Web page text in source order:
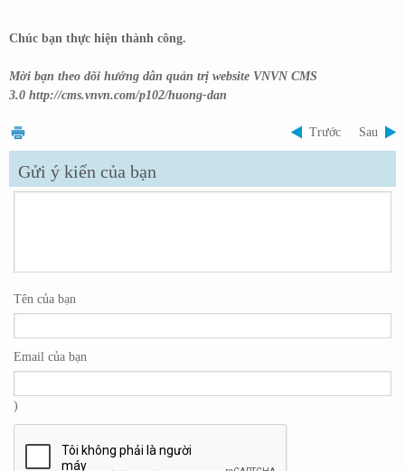
Chúc bạn thực hiện thành công.
Mời bạn theo dõi hướng dẫn quản trị website VNVN CMS
3.0 http://cms.vnvn.com/p102/huong-dan
Trước Sau
Gửi ý kiến của bạn
Tên của bạn
Email của bạn
)